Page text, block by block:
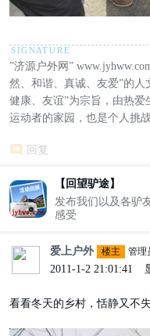
”济源户外网”
然、和谐、真诚、友爱”的人
健康、友谊”为宗旨，由热
运动者的家园，也是个人挑战
回复
【回望驴途】
发布我们以及各驴
感受
爱上户外 楼主 管理
2011-1-2 21:01:41
看看冬天的乡村，恬静又不